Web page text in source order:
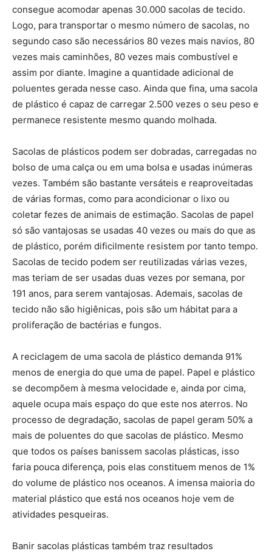
consegue acomodar apenas 30.000 sacolas de tecido.
Logo, para transportar o mesmo número de sacolas, no
segundo caso são necessários 80 vezes mais navios, 80
vezes mais caminhões, 80 vezes mais combustível e
assim por diante. Imagine a quantidade adicional de
poluentes gerada nesse caso. Ainda que fina, uma sacola
de plástico é capaz de carregar 2.500 vezes o seu peso e
permanece resistente mesmo quando molhada.
Sacolas de plásticos podem ser dobradas, carregadas no
bolso de uma calça ou em uma bolsa e usadas inúmeras
vezes. Também são bastante versáteis e reaproveitadas
de várias formas, como para acondicionar o lixo ou
coletar fezes de animais de estimação. Sacolas de papel
só são vantajosas se usadas 40 vezes ou mais do que as
de plástico, porém dificilmente resistem por tanto tempo.
Sacolas de tecido podem ser reutilizadas várias vezes,
mas teriam de ser usadas duas vezes por semana, por
191 anos, para serem vantajosas. Ademais, sacolas de
tecido não são higiênicas, pois são um hábitat para a
proliferação de bactérias e fungos.
A reciclagem de uma sacola de plástico demanda 91%
menos de energia do que uma de papel. Papel e plástico
se decompõem à mesma velocidade e, ainda por cima,
aquele ocupa mais espaço do que este nos aterros. No
processo de degradação, sacolas de papel geram 50% a
mais de poluentes do que sacolas de plástico. Mesmo
que todos os países banissem sacolas plásticas, isso
faria pouca diferença, pois elas constituem menos de 1%
do volume de plástico nos oceanos. A imensa maioria do
material plástico que está nos oceanos hoje vem de
atividades pesqueiras.
Banir sacolas plásticas também traz resultados